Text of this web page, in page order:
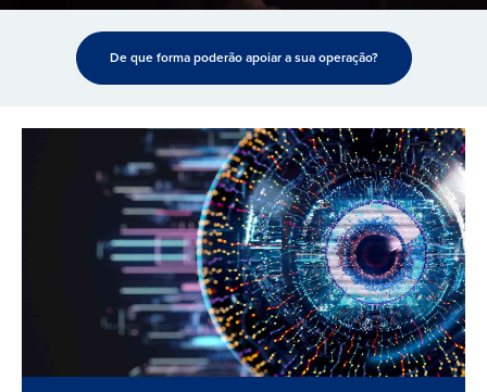
De que forma poderão apoiar a sua operação?